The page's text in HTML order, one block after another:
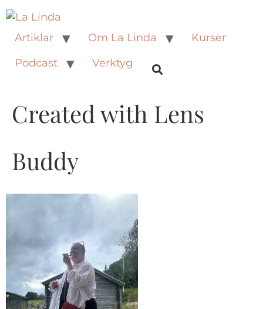
Artiklar Om La Linda
Kurser
Podcast
Verktyg
Created with Lens
Buddy